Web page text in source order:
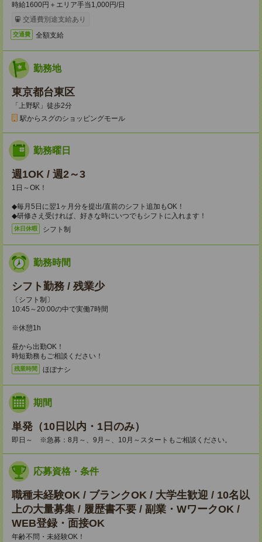
時給1600円＋エリア手当1,000円/日
交通費別途支給あり
交通費 全額支給
勤務地
東京都台東区
「上野駅」徒歩2分
駅からスグのショッピングモール
勤務曜日
週1OK / 週2～3
1日～OK！
◆毎月5日に翌1ヶ月分を提出/直前のシフト追加もOK！
◆研修さえ受ければ、好きな時にいつでもシフトに入れます！
休日休暇 シフト制
勤務時間
シフト勤務 / 残業少
〔シフト制〕
10:45～20:00の中で実働7時間
※休憩1h
昼から出勤OK！
時短勤務もご相談ください！
残業時間 ほぼナシ
期間
単発（10日以内・1日のみ）
即日～ ※急募：8月～、9月～、10月～スタートもご相談ください。
応募資格・条件
職種未経験OK / ブランクOK / 大学生歓迎 / 10名以
上の大量募集 / 履歴書不要 / 副業・WワークOK /
WEB登録・面接OK
年齢不問・未経験OK！